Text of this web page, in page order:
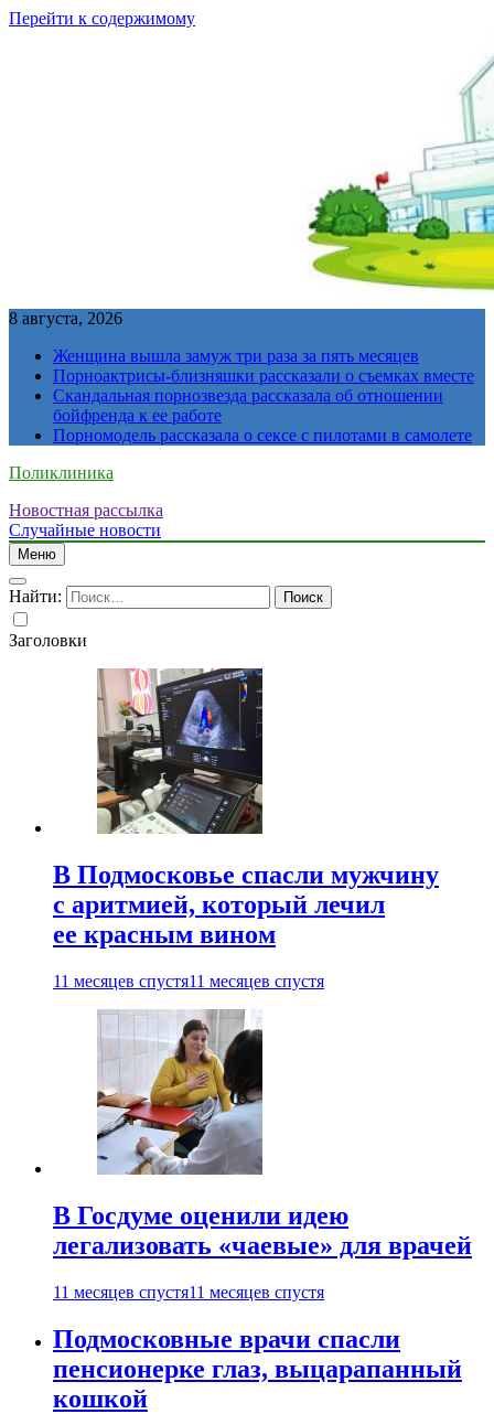
Перейти к содержимому
8 августа, 2026
Женщина вышла замуж три раза за пять месяцев
Порноактрисы-близняшки рассказали о съемках вместе
Скандальная порнозвезда рассказала об отношении
бойфренда к ее работе
Порномодель рассказала о сексе с пилотами в самолете
Поликлиника
Новостная рассылка
Случайные новости
Меню
Найти:
Заголовки
В Подмосковье спасли мужчину
с аритмией, который лечил
ее красным вином
11 месяцев спустя11 месяцев спустя
В Госдуме оценили идею
легализовать «чаевые» для врачей
11 месяцев спустя11 месяцев спустя
Подмосковные врачи спасли
пенсионерке глаз, выцарапанный
кошкой